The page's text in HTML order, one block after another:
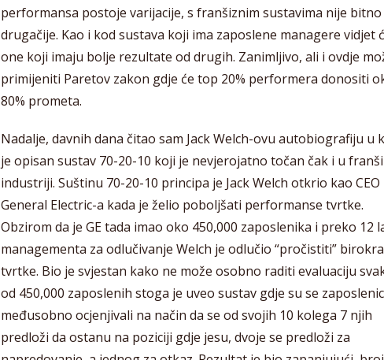
performansa postoje varijacije, s franšiznim sustavima nije bitno
drugačije. Kao i kod sustava koji ima zaposlene managere vidjet
one koji imaju bolje rezultate od drugih. Zanimljivo, ali i ovdje
primijeniti Paretov zakon gdje će top 20% performera donositi
80% prometa.
Nadalje, davnih dana čitao sam Jack Welch-ovu autobiografiju u
je opisan sustav 70-20-10 koji je nevjerojatno točan čak i u
industriji. Suštinu 70-20-10 principa je Jack Welch otkrio kao CEO
General Electric-a kada je želio poboljšati performanse tvrtke.
Obzirom da je GE tada imao oko 450,000 zaposlenika i preko 12
managementa za odlučivanje Welch je odlučio “pročistiti”
tvrtke. Bio je svjestan kako ne može osobno raditi evaluaciju
od 450,000 zaposlenih stoga je uveo sustav gdje su se
međusobno ocjenjivali na način da se od svojih 10 kolega 7 njih
predloži da ostanu na poziciji gdje jesu, dvoje se predloži za